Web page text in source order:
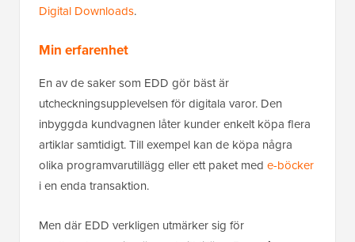
Digital Downloads.
Min erfarenhet
En av de saker som EDD gör bäst är
utcheckningsupplevelsen för digitala varor. Den
inbyggda kundvagnen låter kunder enkelt köpa flera
artiklar samtidigt. Till exempel kan de köpa några
olika programvarutillägg eller ett paket med e-böcker
i en enda transaktion.
Men där EDD verkligen utmärker sig för